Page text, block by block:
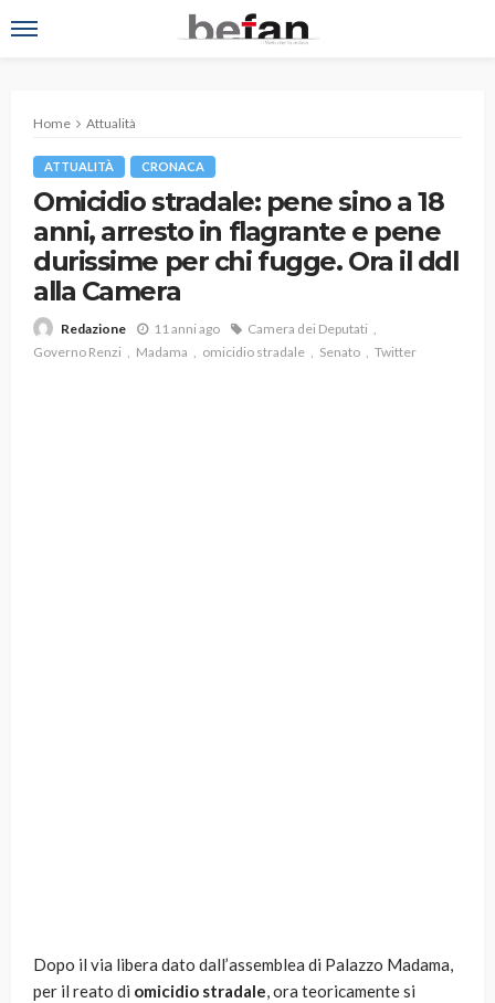
Home Attualità
ATTUALITÀ CRONACA
Omicidio stradale: pene sino a 18
anni, arresto in flagrante e pene
durissime per chi fugge. Ora il ddl
alla Camera
Redazione 11 anni ago
Camera dei Deputati
Governo Renzi
Madama omicidio stradale Senato Twitter
Dopo il via libera dato dall’assemblea di Palazzo Madama,
per il reato di omicidio stradale, ora teoricamente si